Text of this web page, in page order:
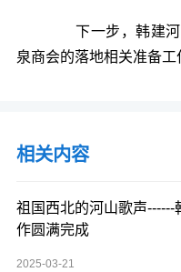
下一步，韩建河
泉商会的落地相关准备工
相关内容
祖国西北的河山歌声
作圆满完成
2025-03-21